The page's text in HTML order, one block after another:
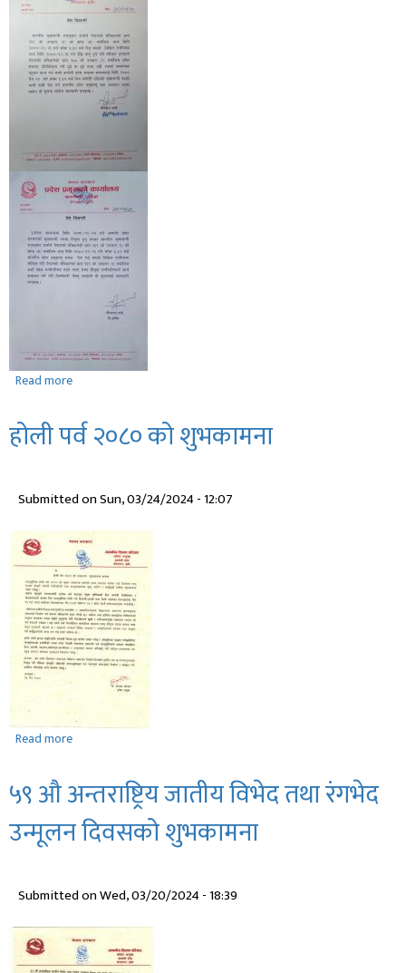
Read moreabout
होली पर्व २०८० को शुभकामना
Submitted on Sun, 03/24/2024 - 12:07
Read moreabout
२०८०
को
शुभकामना
५९ ‌‍औ अन्तराष्ट्रिय जातीय विभेद तथा रंगभेद
उन्मूलन दिवसको शुभकामना
Submitted on Wed, 03/20/2024 - 18:39